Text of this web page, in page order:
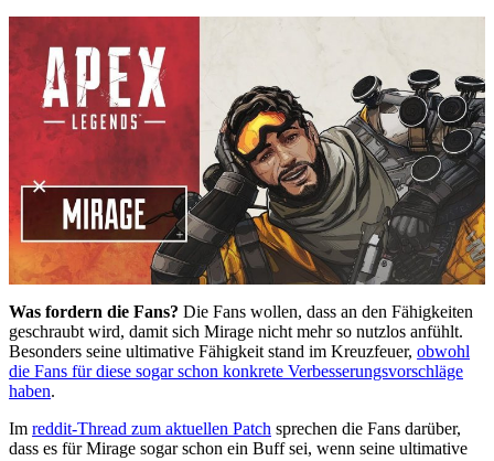
Was fordern die Fans? Die Fans wollen, dass an den Fähigkeiten
geschraubt wird, damit sich Mirage nicht mehr so nutzlos anfühlt.
Besonders seine ultimative Fähigkeit stand im Kreuzfeuer, obwohl
die Fans für diese sogar schon konkrete Verbesserungsvorschläge
haben.
Im reddit-Thread zum aktuellen Patch sprechen die Fans darüber,
dass es für Mirage sogar schon ein Buff sei, wenn seine ultimative